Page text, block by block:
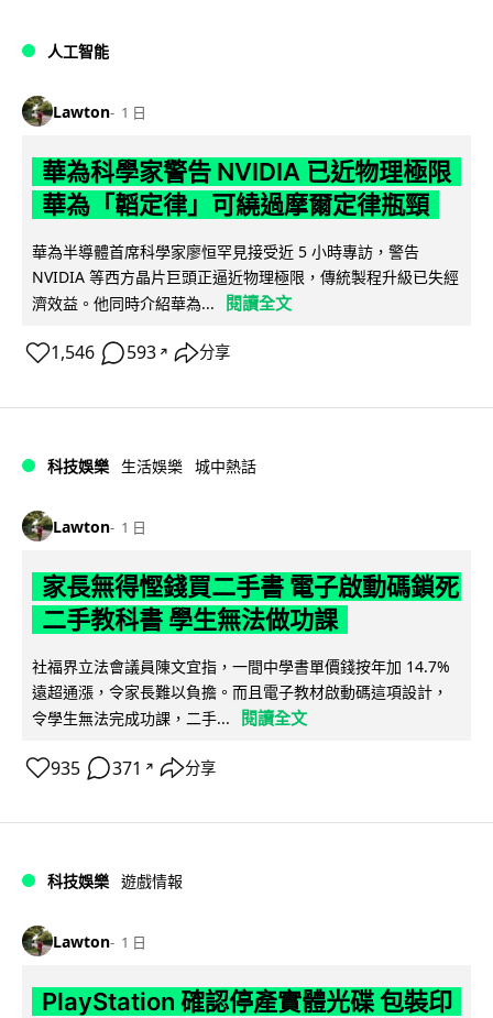
人工智能
Lawton 1 日
華為科學家警告 NVIDIA 已近物理極限
華為「韜定律」可繞過摩爾定律瓶頸
華為半導體首席科學家廖恒罕見接受近 5 小時專訪，警告
NVIDIA 等西方晶片巨頭正逼近物理極限，傳統製程升級已失經
濟效益。他同時介紹華為...
閱讀全文
1,546 593 ↗ 分享
科技娛樂 生活娛樂 城中熱話
Lawton 1 日
家長無得慳錢買二手書 電子啟動碼鎖死
二手教科書 學生無法做功課
社福界立法會議員陳文宜指，一間中學書單價錢按年加 14.7%
遠超通漲，令家長難以負擔。而且電子教材啟動碼這項設計，
令學生無法完成功課，二手...
閱讀全文
935 371 ↗ 分享
科技娛樂 遊戲情報
Lawton 1 日
PlayStation 確認停產實體光碟 包裝印